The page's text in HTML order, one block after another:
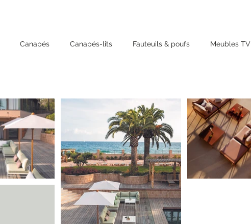
Canapés Canapés-lits Fauteuils & poufs Meubles TV